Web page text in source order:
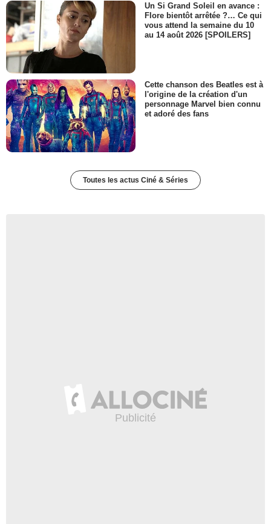
Un Si Grand Soleil en avance :
Flore bientôt arrêtée ?… Ce qui
vous attend la semaine du 10
au 14 août 2026 [SPOILERS]
Cette chanson des Beatles est à
l'origine de la création d'un
personnage Marvel bien connu
et adoré des fans
Toutes les actus Ciné & Séries